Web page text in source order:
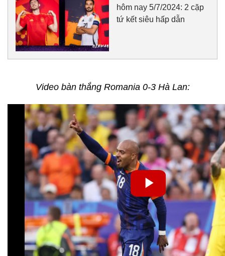
hôm nay 5/7/2024: 2 cặp
tứ kết siêu hấp dẫn
Video bàn thắng Romania 0-3 Hà Lan: